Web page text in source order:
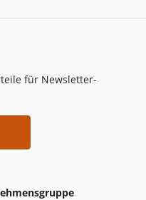
für Newsletter-